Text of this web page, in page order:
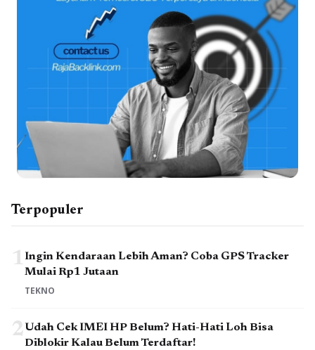
Terpopuler
1Ingin Kendaraan Lebih Aman? Coba GPS Tracker
Mulai Rp1 Jutaan
TEKNO
2Udah Cek IMEI HP Belum? Hati-Hati Loh Bisa
Diblokir Kalau Belum Terdaftar!